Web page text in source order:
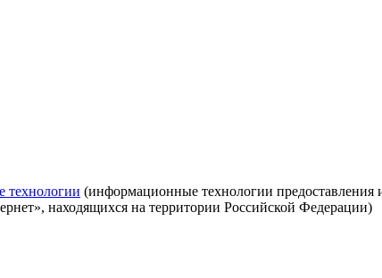
технологии (информационные технологии предоставления
находящихся на территории Российской Федерации)